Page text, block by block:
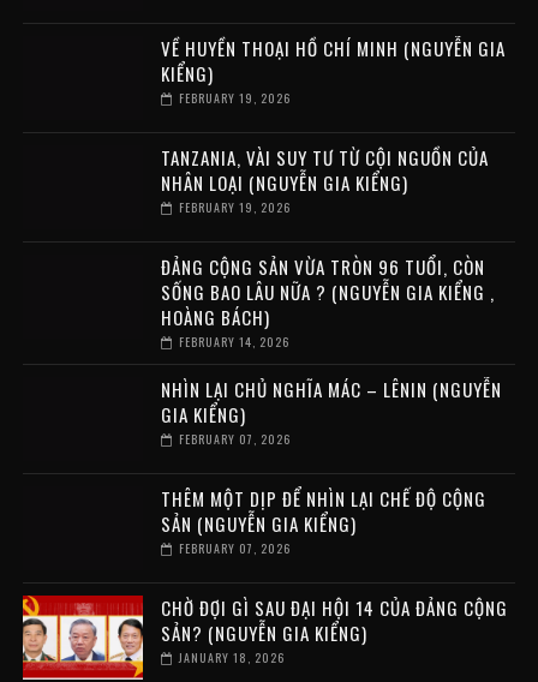
VỀ HUYỀN THOẠI HỒ CHÍ MINH (NGUYỄN GIA
KIỂNG)
FEBRUARY 19, 2026
TANZANIA, VÀI SUY TƯ TỪ CỘI NGUỒN CỦA
NHÂN LOẠI (NGUYỄN GIA KIỂNG)
FEBRUARY 19, 2026
ĐẢNG CỘNG SẢN VỪA TRÒN 96 TUỔI, CÒN
SỐNG BAO LÂU NỮA ? (NGUYỄN GIA KIỂNG ,
HOÀNG BÁCH)
FEBRUARY 14, 2026
NHÌN LẠI CHỦ NGHĨA MÁC – LÊNIN (NGUYỄN
GIA KIỂNG)
FEBRUARY 07, 2026
THÊM MỘT DỊP ĐỂ NHÌN LẠI CHẾ ĐỘ CỘNG
SẢN (NGUYỄN GIA KIỂNG)
FEBRUARY 07, 2026
CHỜ ĐỢI GÌ SAU ĐẠI HỘI 14 CỦA ĐẢNG CỘNG
SẢN? (NGUYỄN GIA KIỂNG)
JANUARY 18, 2026